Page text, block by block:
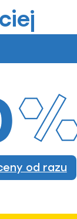
od razu